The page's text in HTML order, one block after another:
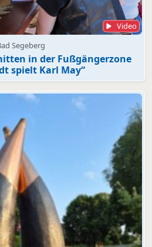
Video
Segeberg
in der Fußgängerzone
spielt Karl May“